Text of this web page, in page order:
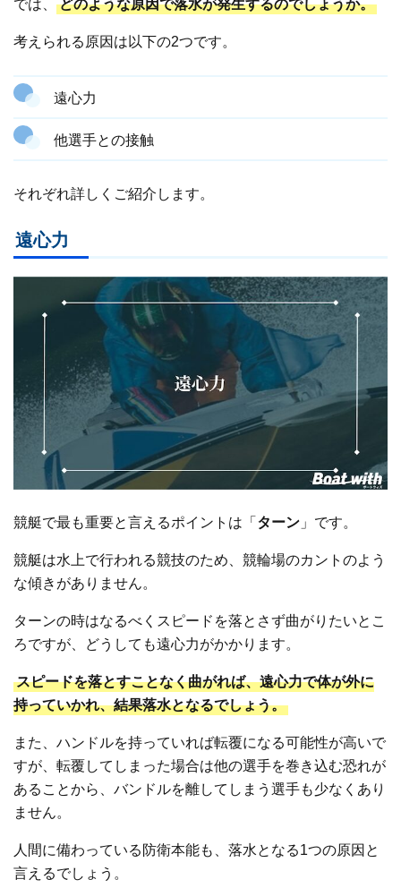
では、どのような原因で落水が発生するのでしょうか。
考えられる原因は以下の2つです。
遠心力
他選手との接触
それぞれ詳しくご紹介します。
遠心力
競艇で最も重要と言えるポイントは「 ターン 」です。
競艇は水上で行われる競技のため、競輪場のカントのよう
な傾きがありません。
ターンの時はなるべくスピードを落とさず曲がりたいとこ
ろですが、どうしても遠心力がかかります。
スピードを落とすことなく曲がれば、遠心力で体が外に
持っていかれ、結果落水となるでしょう。
また、ハンドルを持っていれば転覆になる可能性が高いで
すが、転覆してしまった場合は他の選手を巻き込む恐れが
あることから、バンドルを離してしまう選手も少なくあり
ません。
人間に備わっている防衛本能も、落水となる1つの原因と
言えるでしょう。